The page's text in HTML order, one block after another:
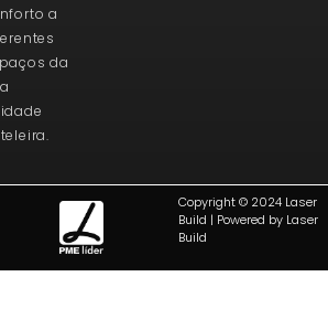
a
da
Copyright © 2024 Laser
Build | Powered by Laser
Build